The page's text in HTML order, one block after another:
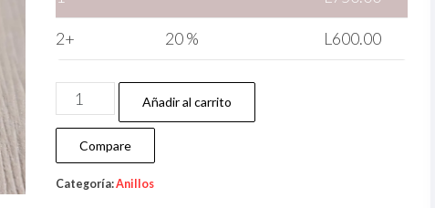
2+ 20 % L 600.00
Añadir al carrito
Compare
Categoría:Anillos